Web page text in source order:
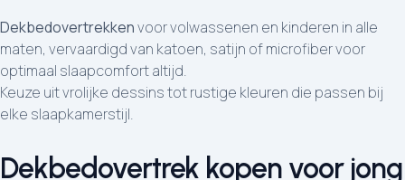
Dekbedovertrekkenvoor volwassenen en kinderen in alle
maten, vervaardigd van katoen, satijn of microfiber voor
optimaal slaapcomfort altijd.
Keuze uit vrolijke dessins tot rustige kleuren die passen bij
elke slaapkamerstijl.
Dekbedovertrek kopen voor jong